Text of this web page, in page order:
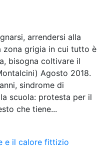
arrendersi alla
zona grigia in cui tutto è
bisogna coltivare il
Agosto 2018.
sindrome di
scuola: protesta per il
che tiene...